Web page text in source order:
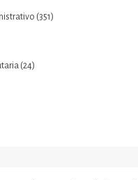
(351)
(24)